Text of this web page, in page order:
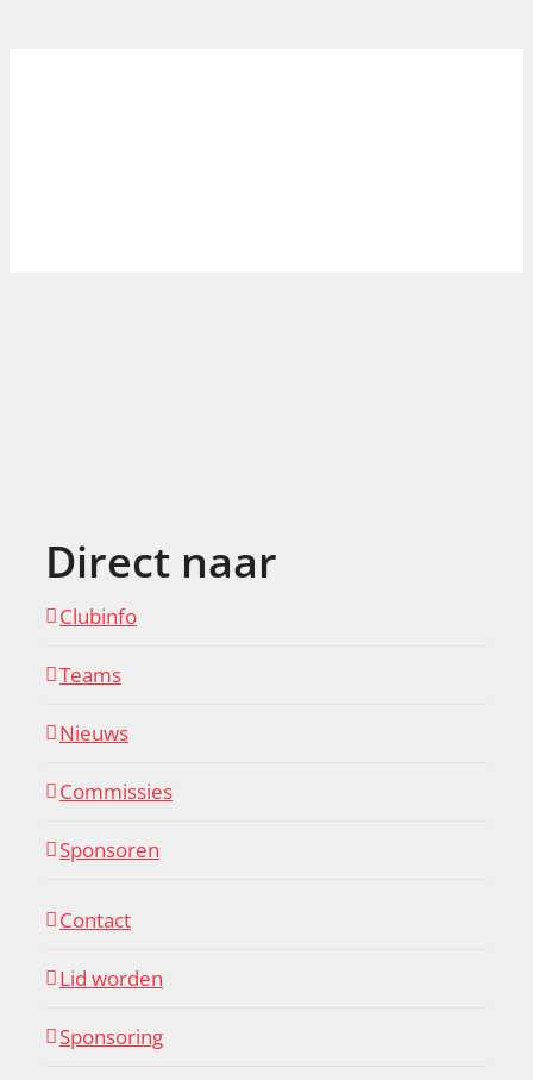
Direct naar
Clubinfo
Teams
Nieuws
Commissies
Sponsoren
Contact
Lid worden
Sponsoring